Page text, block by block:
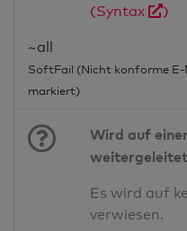
(Syntax
)
~all
SoftFail (Nicht konforme
markiert)
Wird auf
Es wird auf
verwiesen.